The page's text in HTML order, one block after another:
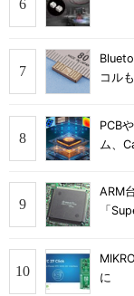
コル
PCB
ム、
ARM
「
に